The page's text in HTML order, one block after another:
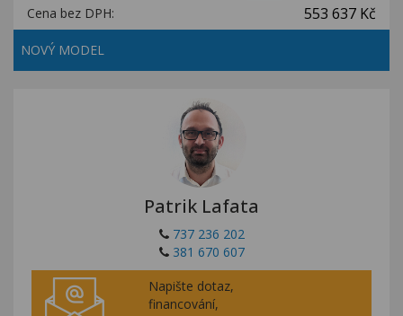
Cena bez DPH: 553 637 Kč
NOVÝ MODEL
Patrik Lafata
737 236 202
381 670 607
Napište dotaz,
financování,